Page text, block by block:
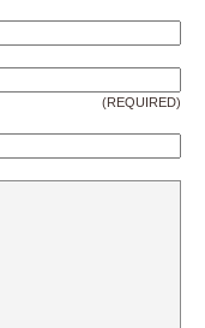
(REQUIRED)